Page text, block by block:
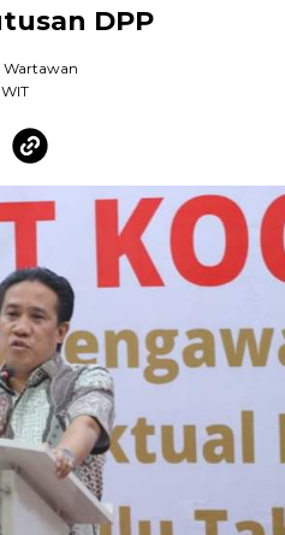
DPP
Wartawan